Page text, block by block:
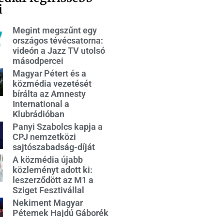
Megint megszűnt egy
országos tévécsatorna:
videón a Jazz TV utolsó
másodpercei
Magyar Pétert és a
közmédia vezetését
bírálta az Amnesty
International a
Klubrádióban
Panyi Szabolcs kapja a
CPJ nemzetközi
sajtószabadság-díját
A közmédia újabb
közleményt adott ki:
leszerződött az M1 a
Sziget Fesztivállal
Nekiment Magyar
Péternek Hajdú Gáborék